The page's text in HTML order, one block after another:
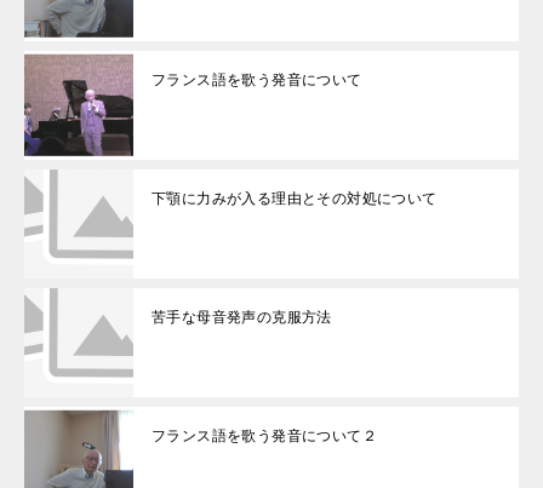
フランス語を歌う発音について
下顎に力みが入る理由とその対処について
苦手な母音発声の克服方法
フランス語を歌う発音について２